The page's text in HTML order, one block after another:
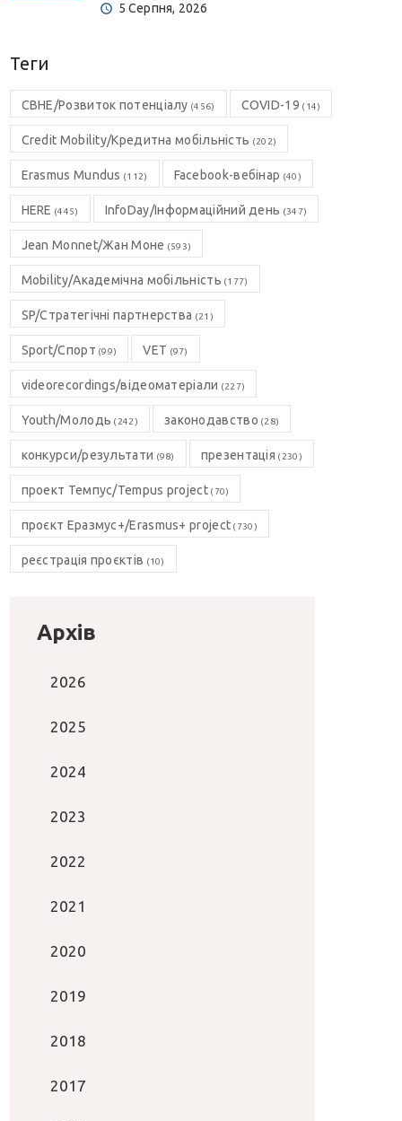
5 Серпня, 2026
Теги
CBHE/Розвиток потенціалу (456) COVID-19 (14)
Credit Mobility/Кредитна мобільність (202)
Erasmus Mundus (112) Facebook-вебінар (40)
HERE (445) InfoDay/Інформаційний день (347)
Jean Monnet/Жан Моне (593)
Mobility/Академічна мобільність (177)
SP/Стратегічні партнерства (21)
Sport/Спорт (99) VET (97)
videorecordings/відеоматеріали (227)
Youth/Молодь (242) законодавство (28)
конкурси/результати (98) презентація (230)
проект Темпус/Tempus project(70)
проєкт Еразмус+/Erasmus+ project (730)
реєстрація проєктів (10)
Архів
2026
2025
2024
2023
2022
2021
2020
2019
2018
2017